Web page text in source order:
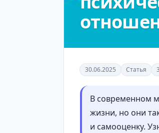
30.06.2025 Статья
В современном
жизни, но они
и самооценку.